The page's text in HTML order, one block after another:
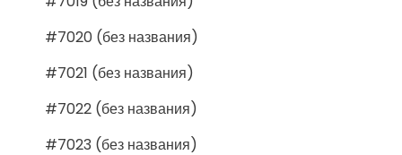
#7020 (без названия)
#7021 (без названия)
#7022 (без названия)
#7023 (без названия)